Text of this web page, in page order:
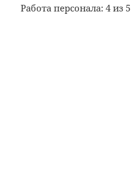
Работа персонала: 4 из 5